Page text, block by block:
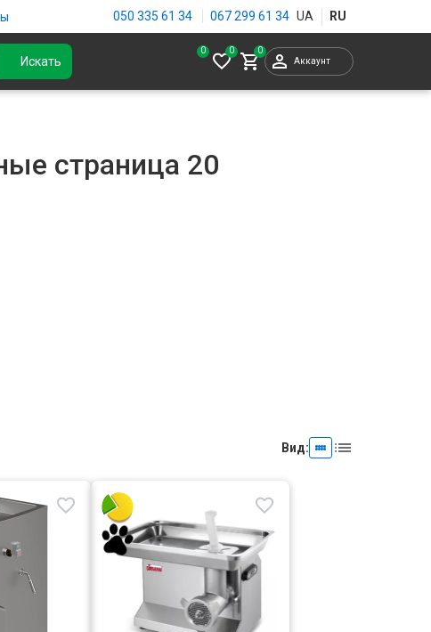
050 335 61 34 067 299 61 34
Искать
0
Аккаунт
страница 20
Вид: